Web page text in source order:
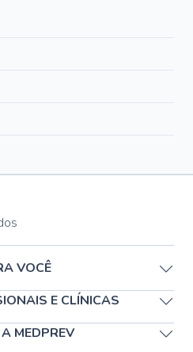
VOCÊ
E CLÍNICAS
MEDPREV